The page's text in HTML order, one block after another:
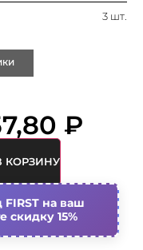
3 шт.
Ar (защита
приборов от кз)
000 (nh000)
690 в
₽
КОРЗИНУ
на ваш
скидку 15%